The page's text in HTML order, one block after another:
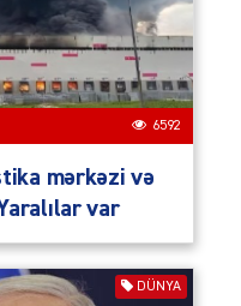
6592
mərkəzi və
var
DÜNYA